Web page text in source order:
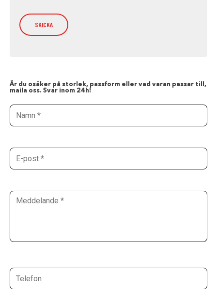
Är du osäker på storlek, passform eller vad varan passar till,
maila oss. Svar inom 24h!